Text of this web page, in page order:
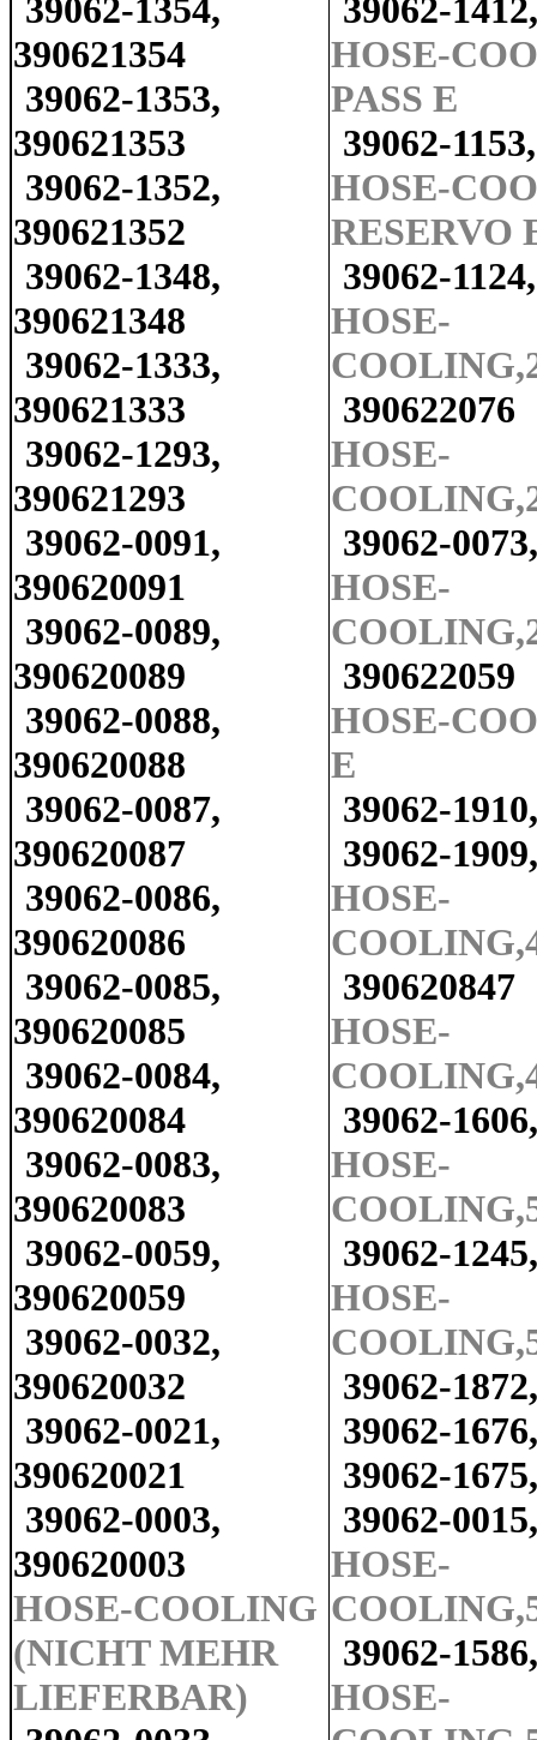
39062-1354,
390621354
39062-1353,
390621353
39062-1352,
390621352
39062-1348,
390621348
39062-1333,
390621333
39062-1293,
390621293
39062-0091,
390620091
39062-0089,
390620089
39062-0088,
390620088
39062-0087,
390620087
39062-0086,
390620086
39062-0085,
390620085
39062-0084,
390620084
39062-0083,
390620083
39062-0059,
390620059
39062-0032,
390620032
39062-0021,
390620021
39062-0003,
390620003
HOSE-COOLING
(NICHT MEHR
LIEFERBAR)
39062-
HOSE-
PASS E
39062-
HOSE-
RESERVO
39062-
HOSE-
390622076
HOSE-
39062-
HOSE-
390622059
HOSE-
E
39062-
39062-
HOSE-
390620847
HOSE-
39062-
HOSE-
39062-
HOSE-
39062-
39062-
39062-
39062-
HOSE-
39062-
HOSE-